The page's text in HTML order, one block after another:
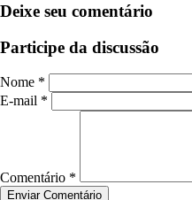
Deixe seu comentário
Participe da discussão
Nome *
E-mail *
Comentário *
Enviar Comentário